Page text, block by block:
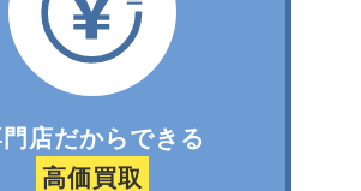
店だからできる
高価買取